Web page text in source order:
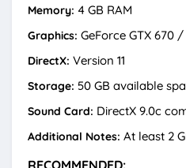
Memory: 4 GB RAM
Graphics: GeForce GTX 670
DirectX: Version 11
Storage: 50 GB available
Sound Card: DirectX 9.0c
Additional Notes: At least 2